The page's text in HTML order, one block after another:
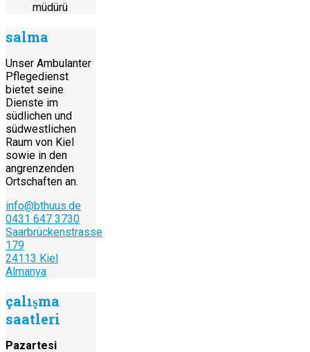
müdürü
salma
Unser Ambulanter
Pflegedienst
bietet seine
Dienste im
südlichen und
südwestlichen
Raum von Kiel
sowie in den
angrenzenden
Ortschaften an.
info@bthuus.de
0431 647 3730
Saarbrückenstrasse
179
24113 Kiel
Almanya
çalışma
saatleri
Pazartesi